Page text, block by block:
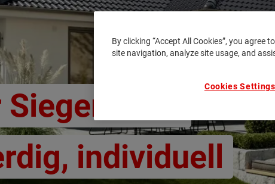
individuell
By clicking “Accept All Cookies”, you agree
site navigation, analyze site usage, and
Cookies Settings